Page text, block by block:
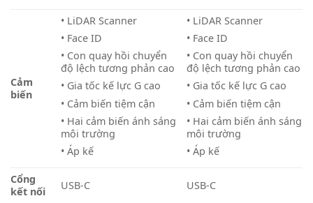
Cảm
biến
• LiDAR Scanner
• Face ID
• Con quay hồi chuyển
độ lệch tương phản cao
• Gia tốc kế lực G cao
• Cảm biến tiệm cận
• Hai cảm biến ánh sáng
môi trường
• Áp kế
• LiDAR Scanner
• Face ID
• Con quay hồi chuyển
độ lệch tương phản cao
• Gia tốc kế lực G cao
• Cảm biến tiệm cận
• Hai cảm biến ánh sáng
môi trường
• Áp kế
Cổng
kết nối
USB-C USB-C